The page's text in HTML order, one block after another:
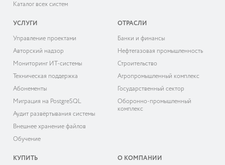
Каталог всех систем
УСЛУГИ
Управление проектами
Авторский надзор
Мониторинг ИТ-системы
Техническая поддержка
Абонементы
Миграция на PostgreSQL
Аудит развёртывания системы
Внешнее хранение файлов
Обучение
ОТРАСЛИ
Банки и финансы
Нефтегазовая промышленность
Строительство
Агропромышленный комплекс
Государственный сектор
Оборонно-промышленный
комплекс
КУПИТЬ О КОМПАНИИ